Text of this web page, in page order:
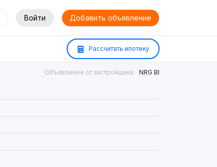
Войти Добавить объявление
Рассчитать ипотеку
Объявление от застройщика: NRG BI